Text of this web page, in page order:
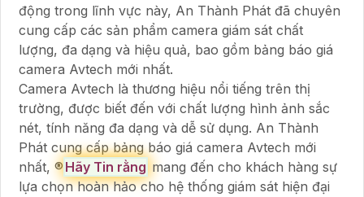
động trong lĩnh vực này, An Thành Phát đã chuyên
cung cấp các sản phẩm camera giám sát chất
lượng, đa dạng và hiệu quả, bao gồm bảng báo giá
camera Avtech mới nhất.
Camera Avtech là thương hiệu nổi tiếng trên thị
trường, được biết đến với chất lượng hình ảnh sắc
nét, tính năng đa dạng và dễ sử dụng. An Thành
Phát cung cấp bảng báo giá camera Avtech mới
nhất, ®️ Hãy Tin rằng mang đến cho khách hàng sự
lựa chọn hoàn hảo cho hệ thống giám sát hiện đại